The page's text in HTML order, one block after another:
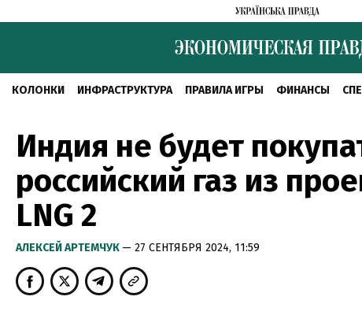
КОЛОНКИ ИНФРАСТРУКТУРА ПРАВИЛА ИГРЫ ФИНАНСЫ
Индия не будет
российский газ из
LNG 2
АЛЕКСЕЙ АРТЕМЧУК — 27 СЕНТЯБРЯ 2024, 11:59